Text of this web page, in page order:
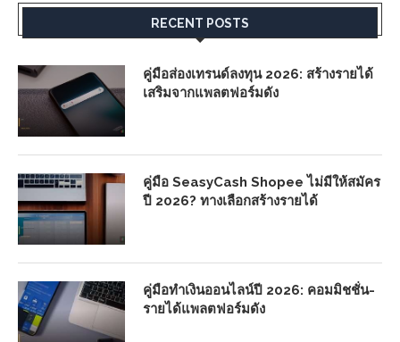
RECENT POSTS
คู่มือส่องเทรนด์ลงทุน 2026: สร้างรายได้
เสริมจากแพลตฟอร์มดัง
คู่มือ SeasyCash Shopee ไม่มีให้สมัคร
ปี 2026? ทางเลือกสร้างรายได้
คู่มือทำเงินออนไลน์ปี 2026: คอมมิชชั่น-
รายได้แพลตฟอร์มดัง